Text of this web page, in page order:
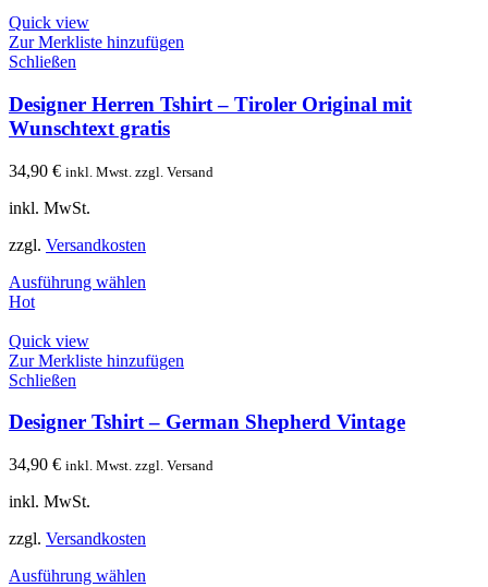
Quick view
Zur Merkliste hinzufügen
Schließen
Designer Herren Tshirt – Tiroler Original mit
Wunschtext gratis
34,90 € inkl. Mwst. zzgl. Versand
inkl. MwSt.
zzgl. Versandkosten
Ausführung wählen
Hot
Quick view
Zur Merkliste hinzufügen
Schließen
Designer Tshirt – German Shepherd Vintage
34,90 € inkl. Mwst. zzgl. Versand
inkl. MwSt.
zzgl. Versandkosten
Ausführung wählen